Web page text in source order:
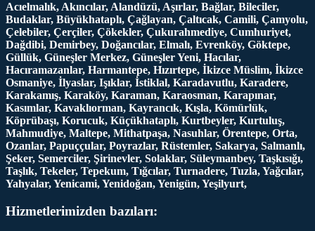
Acıelmalık, Akıncılar, Alandüzü, Aşırlar, Bağlar, Bileciler,
Budaklar, Büyükhataplı, Çağlayan, Çaltıcak, Camili, Çamyolu,
Çelebiler, Çerçiler, Çökekler, Çukurahmediye, Cumhuriyet,
Dağdibi, Demirbey, Doğancılar, Elmalı, Evrenköy, Göktepe,
Güllük, Güneşler Merkez, Güneşler Yeni, Hacılar,
Hacıramazanlar, Harmantepe, Hızırtepe, İkizce Müslim, İkizce
Osmaniye, İlyaslar, Işıklar, İstiklal, Karadavutlu, Karadere,
Karakamış, Karaköy, Karaman, Karaosman, Karapınar,
Kasımlar, Kavaklıorman, Kayrancık, Kışla, Kömürlük,
Köprübaşı, Korucuk, Küçükhataplı, Kurtbeyler, Kurtuluş,
Mahmudiye, Maltepe, Mithatpaşa, Nasuhlar, Örentepe, Orta,
Ozanlar, Papuççular, Poyrazlar, Rüstemler, Sakarya, Salmanlı,
Şeker, Semerciler, Şirinevler, Solaklar, Süleymanbey, Taşkısığı,
Taşlık, Tekeler, Tepekum, Tığcılar, Turnadere, Tuzla, Yağcılar,
Yahyalar, Yenicami, Yenidoğan, Yenigün, Yeşilyurt,
Hizmetlerimizden bazıları: